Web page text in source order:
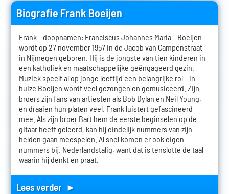
Biografie Frank Boeijen
Frank - doopnamen: Franciscus Johannes Maria - Boeijen
wordt op 27 november 1957 in de Jacob van Campenstraat
in Nijmegen geboren. Hij is de jongste van tien kinderen in
een katholiek en maatschappelijke geëngageerd gezin.
Muziek speelt al op jonge leeftijd een belangrijke rol - in
huize Boeijen wordt veel gezongen en gemusiceerd. Zijn
broers zijn fans van artiesten als Bob Dylan en Neil Young,
en draaien hun platen veel. Frank luistert gefascineerd
mee. Als zijn broer Bart hem de eerste beginselen op de
gitaar heeft geleerd, kan hij eindelijk nummers van zijn
helden gaan meespelen. Al snel komen er ook eigen
nummers bij. Nederlandstalig, want dat is tenslotte de taal
waarin hij denkt en praat.
Lees verder ►